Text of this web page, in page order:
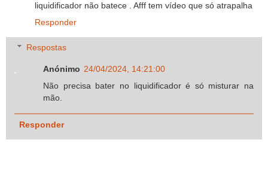
liquidificador não batece . Afff tem vídeo que só atrapalha
Responder
Respostas
Anónimo 24/04/2024, 14:21:00
Não precisa bater no liquidificador é só misturar na
mão.
Responder